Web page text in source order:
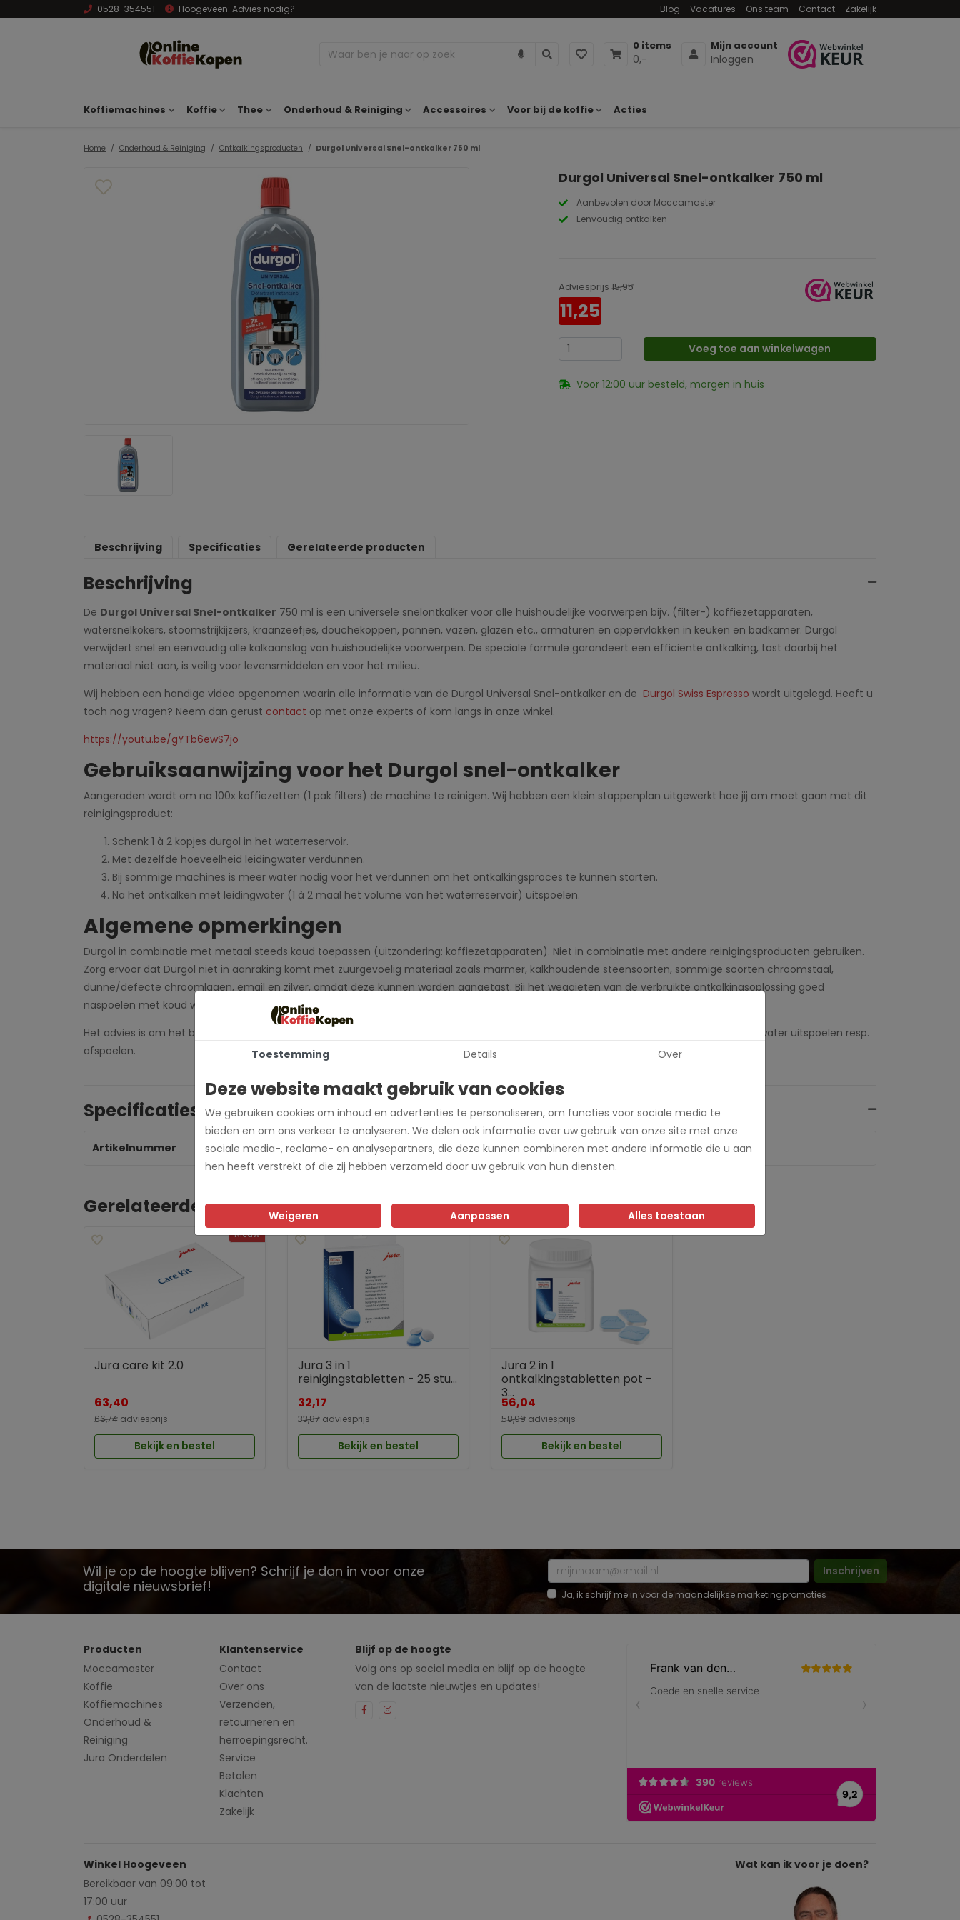
0528-354551 Hoogeveen: Advies nodig? Blog Vacatures Ons team Contact Zakelijk
0 items
0,-
Mijn account
Inloggen
Koffiemachines Koffie Thee Onderhoud & Reiniging Accessoires Voor bij de koffie Acties
Home Onderhoud & Reiniging Ontkalkingsproducten Durgol Universal Snel-ontkalker 750 ml
Durgol Universal Snel-ontkalker 750 ml
Aanbevolen door Moccamaster
Eenvoudig ontkalken
Adviesprijs 15,95
11,25
Voeg toe aan winkelwagen
Voor 12:00 uur besteld, morgen in huis
Beschrijving Specificaties Gerelateerde producten
Beschrijving
De Durgol Universal Snel-ontkalker 750 ml is een universele snelontkalker voor alle huishoudelijke voorwerpen bijv. (filter-) koffiezetapparaten,
watersnelkokers, stoomstrijkijzers, kraanzeefjes, douchekoppen, pannen, vazen, glazen etc., armaturen en oppervlakken in keuken en badkamer. Durgol
verwijdert snel en eenvoudig alle kalkaanslag van huishoudelijke voorwerpen. De speciale formule garandeert een efficiënte ontkalking, tast daarbij het
materiaal niet aan, is veilig voor levensmiddelen en voor het milieu.
Wij hebben een handige video opgenomen waarin alle informatie van de Durgol Universal Snel-ontkalker en de Durgol Swiss Espresso wordt uitgelegd. Heeft u
toch nog vragen? Neem dan gerust contact op met onze experts of kom langs in onze winkel.
https://youtu.be/gYTb6ewS7jo
Gebruiksaanwijzing voor het Durgol snel-ontkalker
Aangeraden wordt om na 100x koffiezetten (1 pak filters) de machine te reinigen. Wij hebben een klein stappenplan uitgewerkt hoe jij om moet gaan met dit
reinigingsproduct:
Schenk 1 à 2 kopjes durgol in het waterreservoir.
Met dezelfde hoeveelheid leidingwater verdunnen.
Bij sommige machines is meer water nodig voor het verdunnen om het ontkalkingsproces te kunnen starten.
Na het ontkalken met leidingwater (1 à 2 maal het volume van het waterreservoir) uitspoelen.
Algemene opmerkingen
Durgol in combinatie met metaal steeds koud toepassen (uitzondering: koffiezetapparaten). Niet in combinatie met andere reinigingsproducten gebruiken.
Zorg ervoor dat Durgol niet in aanraking komt met zuurgevoelig materiaal zoals marmer, kalkhoudende steensoorten, sommige soorten chroomstaal,
dunne/defecte chroomlagen, email en zilver, omdat deze kunnen worden aangetast. Bij het weggieten van de verbruikte ontkalkingsoplossing goed
naspoelen met koud water.
Het advies is om het buiten bereik van kinderen houden. Niet inslikken. Bij contact met ogen of huid deze onmiddellijk grondig met veel water uitspoelen resp.
afspoelen.
Specificaties
Artikelnummer durgol750
Gerelateerde producten
Nieuw
Jura care kit 2.0
63,40
66,74 adviesprijs
Bekijk en bestel
Jura 3 in 1
reinigingstabletten - 25 stu...
32,17
33,87 adviesprijs
Bekijk en bestel
Jura 2 in 1
ontkalkingstabletten pot -
3...
56,04
58,99 adviesprijs
Bekijk en bestel
Wil je op de hoogte blijven? Schrijf je dan in voor onze
digitale nieuwsbrief!
Inschrijven
Ja, ik schrijf me in voor de maandelijkse marketingpromoties
Producten
Moccamaster
Koffie
Koffiemachines
Onderhoud &
Reiniging
Jura Onderdelen
Klantenservice
Contact
Over ons
Verzenden,
retourneren en
herroepingsrecht.
Service
Betalen
Klachten
Zakelijk
Blijf op de hoogte
Volg ons op social media en blijf op de hoogte
van de laatste nieuwtjes en updates!
Winkel Hoogeveen
Bereikbaar van 09:00 tot
17:00 uur
Wat kan ik voor je doen?
Toestemming Details Over
Deze website maakt gebruik van cookies
We gebruiken cookies om inhoud en advertenties te personaliseren, om functies voor sociale media te
bieden en om ons verkeer te analyseren. We delen ook informatie over uw gebruik van onze site met onze
sociale media-, reclame- en analysepartners, die deze kunnen combineren met andere informatie die u aan
hen heeft verstrekt of die zij hebben verzameld door uw gebruik van hun diensten.
Weigeren Aanpassen Alles toestaan